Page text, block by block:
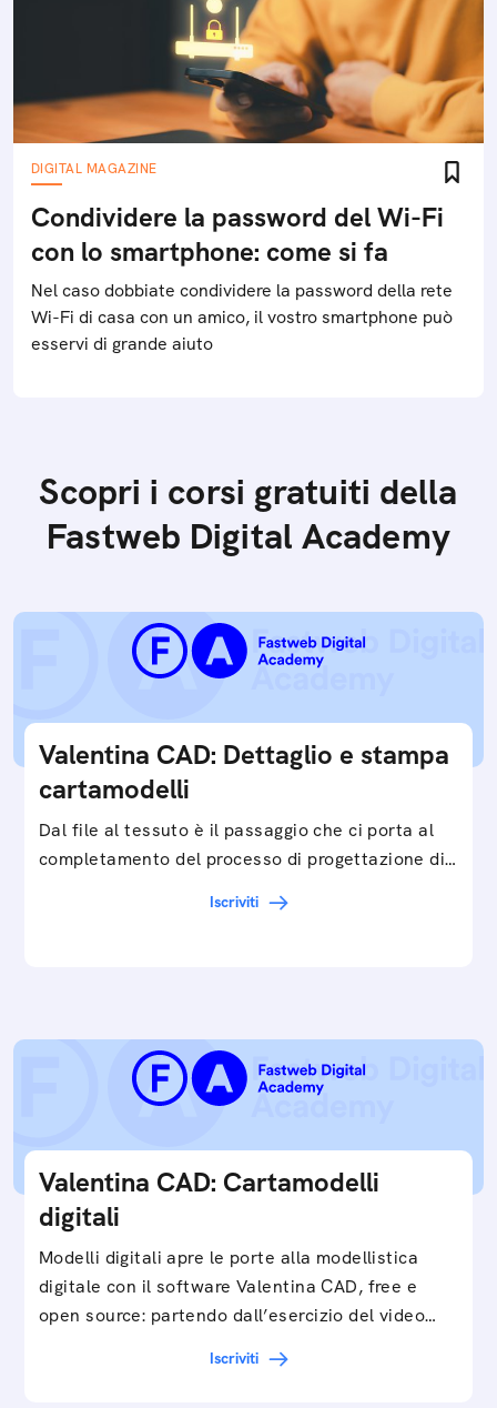
DIGITAL MAGAZINE
Condividere la password del Wi-Fi
con lo smartphone: come si fa
Nel caso dobbiate condividere la password della rete
Wi-Fi di casa con un amico, il vostro smartphone può
esservi di grande aiuto
Scopri i corsi gratuiti della
Fastweb Digital Academy
Valentina CAD: Dettaglio e stampa
cartamodelli
Dal file al tessuto è il passaggio che ci porta al
completamento del processo di progettazione di
Iscriviti
Valentina CAD: Cartamodelli
digitali
Modelli digitali apre le porte alla modellistica
digitale con il software Valentina CAD, free e
open source: partendo dall’esercizio del video…
Iscriviti